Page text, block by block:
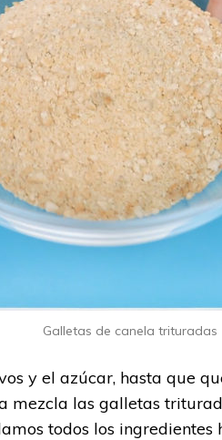
Galletas de canela trituradas
y el azúcar, hasta que
mezcla las galletas
todos los ingredientes